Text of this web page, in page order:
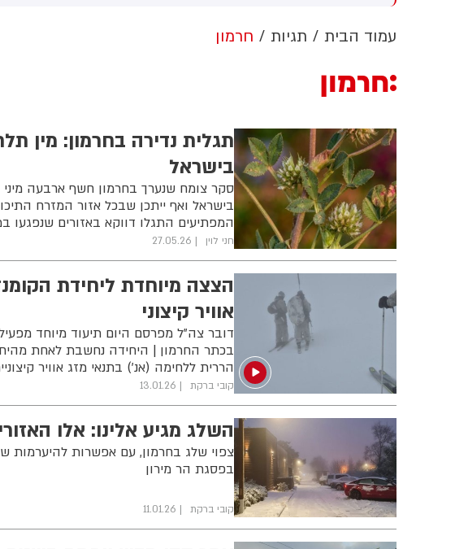
פקיסטן שהבאז שריף
עמוד הבית תגיות חרמון
חרמון
תגלית נדירה בחרמון: מין
בישראל
סקר צומח שנערך בחרמון חשף ארבעה
בישראל ואף ייתכן שבכל אזור המזרח
המפתיעים התגלו דווקא באזורים
חני לוין 27.05.26
הצצה מיוחדת ליחידת
אוויר קיצוני
בכתר החרמון | היחידה נחשבת לאחת
הררית ללחימה (אנ') בתנאי מזג אוויר
קובי ברקת 13.01.26
השלג מגיע אלינו: אלו
צפוי שלג בחרמון, עם אפשרות
בפסגת הר מירון
קובי ברקת 11.01.26